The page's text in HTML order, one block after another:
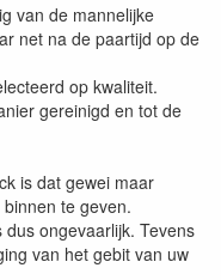
van de mannelijke
net na de paartijd op de
op kwaliteit.
gereinigd en tot de
is dat gewei maar
te geven.
ongevaarlijk. Tevens
van het gebit van uw